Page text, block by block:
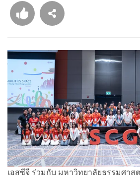
เอสซีจี ร่วมกับ มหาวิทยาลัยธรรมศาส